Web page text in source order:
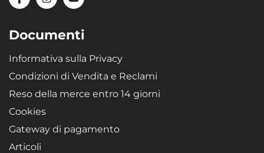
Documenti
Informativa sulla Privacy
Condizioni di Vendita e Reclami
Reso della merce entro 14 giorni
Cookies
Gateway di pagamento
Articoli